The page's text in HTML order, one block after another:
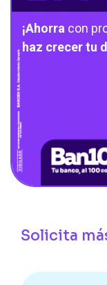
¡Ahorra con
haz crecer tu
Solicita